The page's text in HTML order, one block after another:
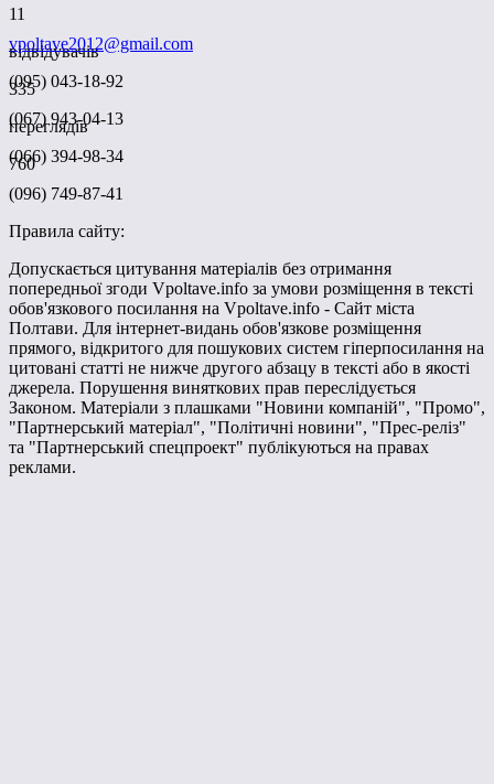
11
відвідувачів
335
переглядів
760
vpoltave2012@gmail.com
(095) 043-18-92
(067) 943-04-13
(066) 394-98-34
(096) 749-87-41
Правила сайту:
Допускається цитування матеріалів без отримання
попередньої згоди Vpoltave.info за умови розміщення в тексті
обов'язкового посилання на Vpoltave.info - Сайт міста
Полтави. Для інтернет-видань обов'язкове розміщення
прямого, відкритого для пошукових систем гіперпосилання на
цитовані статті не нижче другого абзацу в тексті або в якості
джерела. Порушення виняткових прав переслідується
Законом. Матеріали з плашками "Новини компаній", "Промо",
"Партнерський матеріал", "Політичні новини", "Прес-реліз"
та "Партнерський спецпроект" публікуються на правах
реклами.